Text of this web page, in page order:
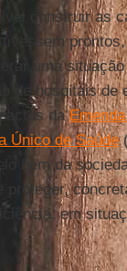
construir as
uma
de hospitais
da
Único de Saúde
bem da
proteger,
em